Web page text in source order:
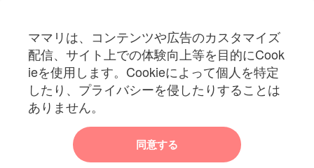
ママリは、コンテンツや広告のカスタマイズ
配信、サイト上での体験向上等を目的にCook
ieを使用します。Cookieによって個人を特定
したり、プライバシーを侵したりすることは
ありません。
同意する
ママリ
カテゴリー一覧
妊活
妊娠
赤ちゃん・育児
トップ トレンド・イベント エンターテイメント ワンオペで間違いなく1
ワンオペで間違いなく1番つらいこと…｜すべて
が嫌になって家出した話
愛するわが子との日常、それは幸せなのですが、常に笑顔に満ちあふ
れているわけではないのが現実ですよね。この漫画は、作者・ポメ(©